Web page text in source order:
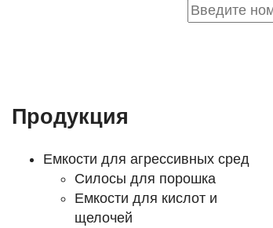
Продукция
Емкости для агрессивных сред
Силосы для порошка
Емкости для кислот и
щелочей